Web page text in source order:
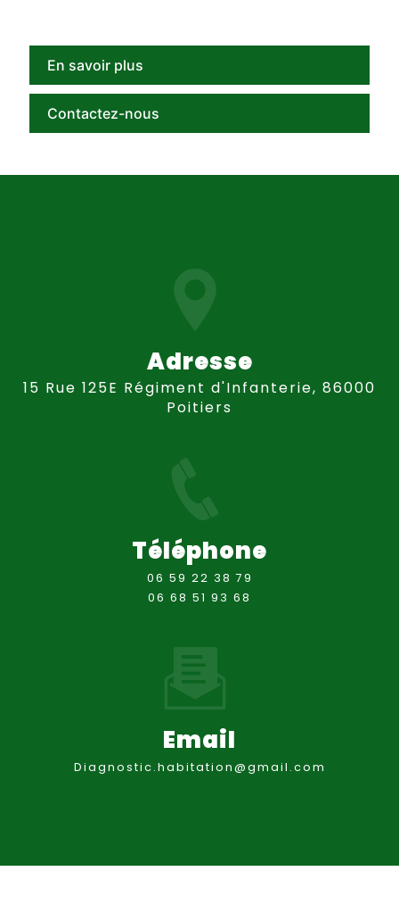
En savoir plus
Contactez-nous
Adresse
15 Rue 125E Régiment d'Infanterie, 86000
Poitiers
Téléphone
06 59 22 38 79
06 68 51 93 68
Email
diagnostic.habitation@gmail.com